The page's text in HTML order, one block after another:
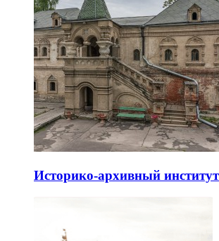
Историко-архивный